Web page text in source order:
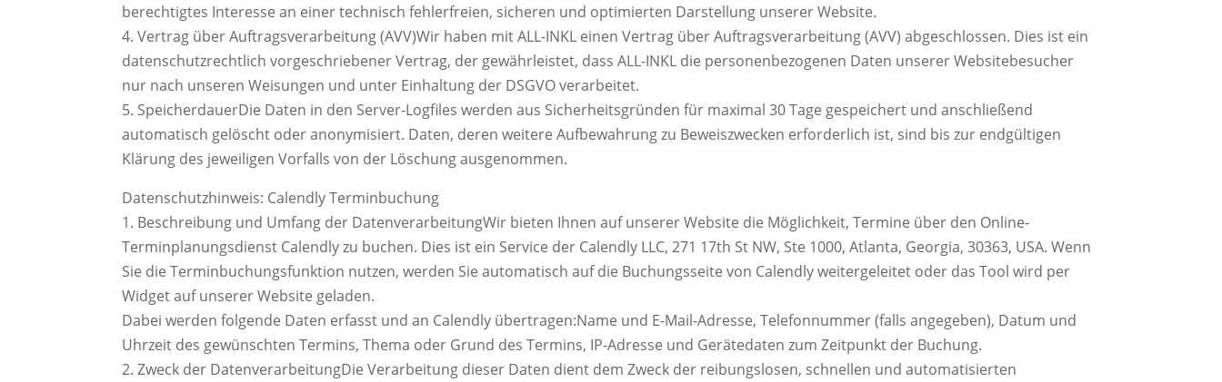
berechtigtes Interesse an einer technisch fehlerfreien, sicheren und optimierten Darstellung unserer Website.
4. Vertrag über Auftragsverarbeitung (AVV)Wir haben mit ALL-INKL einen Vertrag über Auftragsverarbeitung (AVV) abgeschlossen. Dies ist ein
datenschutzrechtlich vorgeschriebener Vertrag, der gewährleistet, dass ALL-INKL die personenbezogenen Daten unserer Websitebesucher
nur nach unseren Weisungen und unter Einhaltung der DSGVO verarbeitet.
5. SpeicherdauerDie Daten in den Server-Logfiles werden aus Sicherheitsgründen für maximal 30 Tage gespeichert und anschließend
automatisch gelöscht oder anonymisiert. Daten, deren weitere Aufbewahrung zu Beweiszwecken erforderlich ist, sind bis zur endgültigen
Klärung des jeweiligen Vorfalls von der Löschung ausgenommen.
Datenschutzhinweis: Calendly Terminbuchung
1. Beschreibung und Umfang der DatenverarbeitungWir bieten Ihnen auf unserer Website die Möglichkeit, Termine über den Online-
Terminplanungsdienst Calendly zu buchen. Dies ist ein Service der Calendly LLC, 271 17th St NW, Ste 1000, Atlanta, Georgia, 30363, USA. Wenn
Sie die Terminbuchungsfunktion nutzen, werden Sie automatisch auf die Buchungsseite von Calendly weitergeleitet oder das Tool wird per
Widget auf unserer Website geladen.
Dabei werden folgende Daten erfasst und an Calendly übertragen:Name und E-Mail-Adresse, Telefonnummer (falls angegeben), Datum und
Uhrzeit des gewünschten Termins, Thema oder Grund des Termins, IP-Adresse und Gerätedaten zum Zeitpunkt der Buchung.
2. Zweck der DatenverarbeitungDie Verarbeitung dieser Daten dient dem Zweck der reibungslosen, schnellen und automatisierten